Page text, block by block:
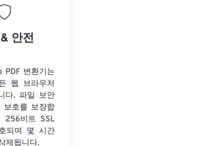
안전
PDF 변환기는
웹 브라우저
다. 파일 보안
보호를 보장합
256비트 SSL
되며 몇 시간
제됩니다.